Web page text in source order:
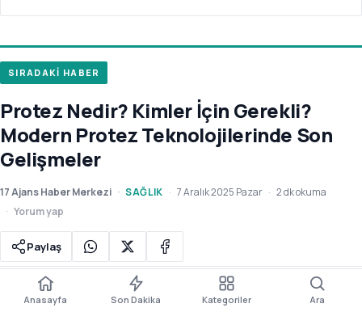
Paylaş Yorum Kaydet Dinle
SIRADAKİ HABER
Protez Nedir? Kimler İçin Gerekli?
Modern Protez Teknolojilerinde Son
Gelişmeler
17 Ajans Haber Merkezi SAĞLIK 7 Aralık 2025 Pazar
2 dk okuma
Yorum yap
Paylaş
Anasayfa Son Dakika Kategoriler Ara